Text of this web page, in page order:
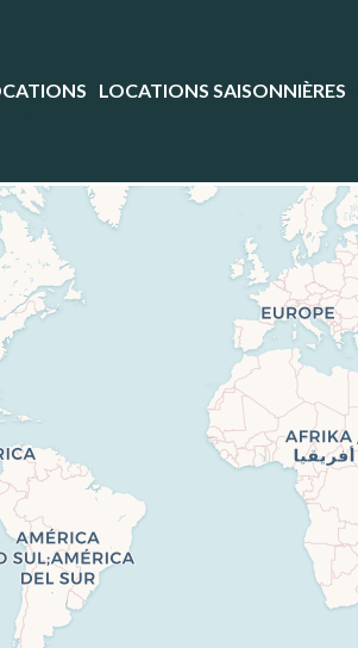
LOCATIONS SAISONNIÈRES